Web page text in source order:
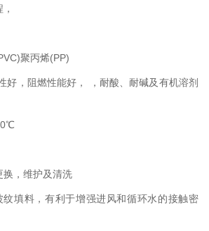
聚丙烯(PP)
，阻燃性能好， ，耐酸、耐碱及有机溶剂
，维护及清洗
料，有利于增强进风和循环水的接触密